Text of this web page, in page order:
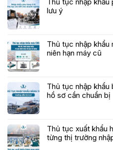
lưu ý
Thủ tục nhập khẩu
niên hạn máy cũ
Thủ tục nhập khẩu
hồ sơ cần chuẩn bị
Thủ tục xuất khẩu
từng thị trường